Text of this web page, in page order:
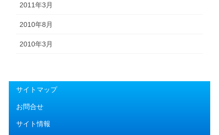
2011年3月
2010年8月
2010年3月
サイトマップ
お問合せ
サイト情報